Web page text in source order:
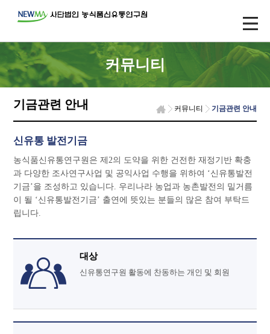
커뮤니티
기금관련 안내 커뮤니티 기금관련 안내
신유통 발전기금
농식품신유통연구원은 제2의 도약을 위한 건전한 재정기반 확충
과 다양한 조사연구사업 및 공익사업 수행을 위하여 ‘신유통발전
기금’을 조성하고 있습니다. 우리나라 농업과 농촌발전의 밑거름
이 될 ‘신유통발전기금’ 출연에 뜻있는 분들의 많은 참여 부탁드
립니다.
대상
신유통연구원 활동에 찬동하는 개인 및 회원